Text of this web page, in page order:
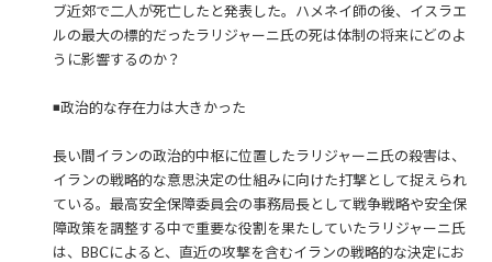
ブ近郊で二人が死亡したと発表した。ハメネイ師の後、イスラエ
ルの最大の標的だったラリジャーニ氏の死は体制の将来にどのよ
うに影響するのか？
◾️政治的な存在力は大きかった
長い間イランの政治的中枢に位置したラリジャーニ氏の殺害は、
イランの戦略的な意思決定の仕組みに向けた打撃として捉えられ
ている。最高安全保障委員会の事務局長として戦争戦略や安全保
障政策を調整する中で重要な役割を果たしていたラリジャーニ氏
は、BBCによると、直近の攻撃を含むイランの戦略的な決定にお